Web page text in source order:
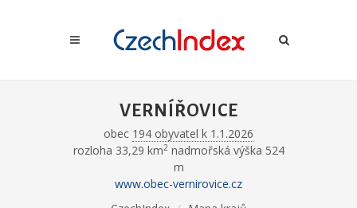
VERNÍŘOVICE
obec 194 obyvatel k 1.1.2026
rozloha 33,29 km2nadmořská výška 524
m
www.obec-vernirovice.cz